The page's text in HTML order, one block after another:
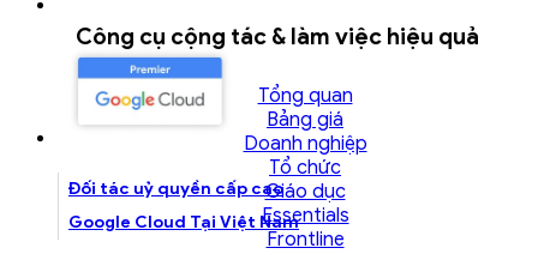
Đối tác uỷ quyền cấp cao
Google Cloud Tại Việt Nam
Công cụ cộng tác & làm việc hiệu quả
Tổng quan
Bảng giá
Doanh nghiệp
Tổ chức
Giáo dục
Essentials
Frontline